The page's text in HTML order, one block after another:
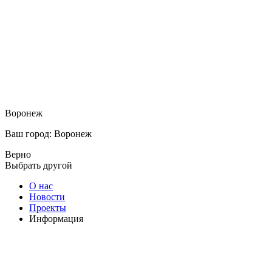
Воронеж
Ваш город: Воронеж
Верно
Выбрать другой
О нас
Новости
Проекты
Информация